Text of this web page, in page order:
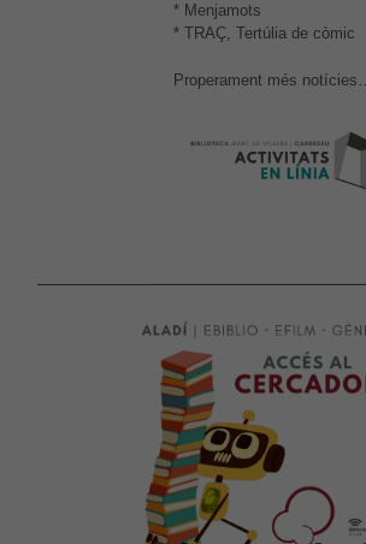
* Menjamots
* TRAÇ, Tertúlia de còmic
Properament més notícies…